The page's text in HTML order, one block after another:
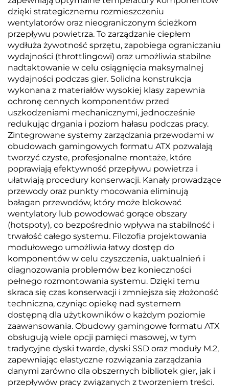
dzięki strategicznemu rozmieszczeniu
wentylatorów oraz nieograniczonym ścieżkom
przepływu powietrza. To zarządzanie ciepłem
wydłuża żywotność sprzętu, zapobiega ograniczaniu
wydajności (throttlingowi) oraz umożliwia stabilne
nadtaktowanie w celu osiągnięcia maksymalnej
wydajności podczas gier. Solidna konstrukcja
wykonana z materiałów wysokiej klasy zapewnia
ochronę cennych komponentów przed
uszkodzeniami mechanicznymi, jednocześnie
redukując drgania i poziom hałasu podczas pracy.
Zintegrowane systemy zarządzania przewodami w
obudowach gamingowych formatu ATX pozwalają
tworzyć czyste, profesjonalne montaże, które
poprawiają efektywność przepływu powietrza i
ułatwiają procedury konserwacji. Kanały prowadzące
przewody oraz punkty mocowania eliminują
bałagan przewodów, który może blokować
wentylatory lub powodować gorące obszary
(hotspoty), co bezpośrednio wpływa na stabilność i
trwałość całego systemu. Filozofia projektowania
modułowego umożliwia łatwy dostęp do
komponentów w celu czyszczenia, uaktualnień i
diagnozowania problemów bez konieczności
pełnego rozmontowania systemu. Dzięki temu
skraca się czas konserwacji i zmniejsza się złożoność
techniczna, czyniąc opiekę nad systemem
dostępną dla użytkowników o każdym poziomie
zaawansowania. Obudowy gamingowe formatu ATX
obsługują wiele opcji pamięci masowej, w tym
tradycyjne dyski twarde, dyski SSD oraz moduły M.2,
zapewniając elastyczne rozwiązania zarządzania
danymi zarówno dla obszernych bibliotek gier, jak i
przepływów pracy związanych z tworzeniem treści.